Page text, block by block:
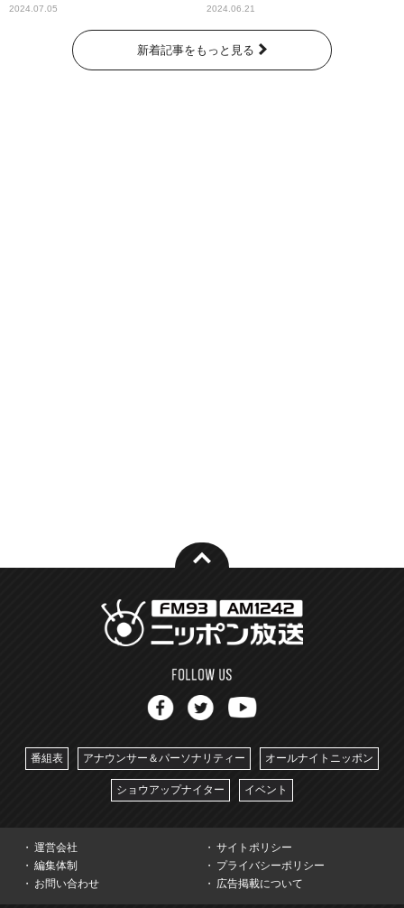
2024.07.05
奇跡が繋いだ6000の命』
2024.06.21
新着記事をもっと見る
番組表 アナウンサー＆パーソナリティー オールナイトニッポン
ショウアップナイター イベント
運営会社
サイトポリシー
編集体制
プライバシーポリシー
お問い合わせ
広告掲載について